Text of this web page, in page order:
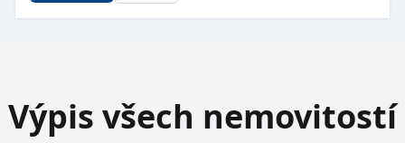
Výpis všech nemovitostí